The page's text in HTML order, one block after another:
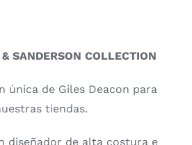
SANDERSON COLLECTION
única de Giles Deacon para
tiendas.
diseñador de alta costura e